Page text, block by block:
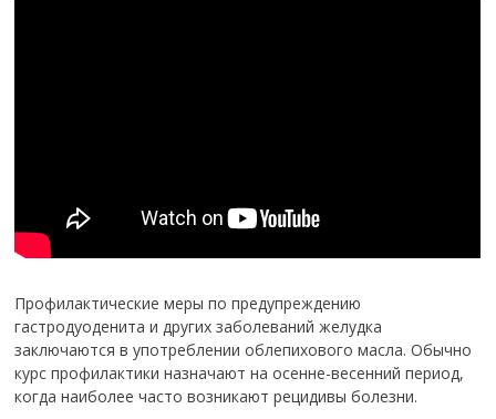
Профилактические меры по предупреждению
гастродуоденита и других заболеваний желудка
заключаются в употреблении облепихового масла. Обычно
курс профилактики назначают на осенне-весенний период,
когда наиболее часто возникают рецидивы болезни.